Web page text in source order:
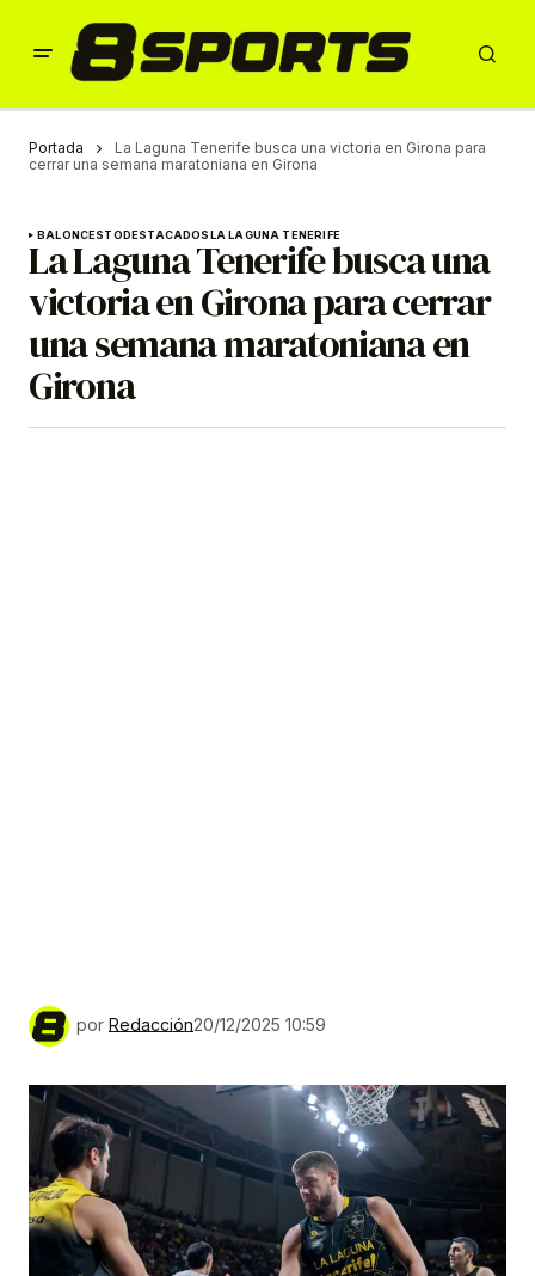
Portada
La Laguna Tenerife busca una victoria en Girona para
cerrar una semana maratoniana en Girona
BALONCESTODESTACADOSLA LAGUNA TENERIFE
La Laguna Tenerife busca una
victoria en Girona para cerrar
una semana maratoniana en
Girona
por Redacción20/12/2025 10:59